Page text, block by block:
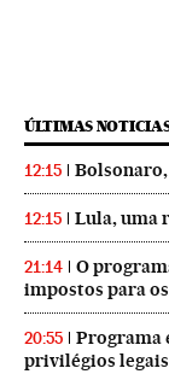
ÚLTIMAS
12:15
12:15 Lula, uma
21:14
O
impostos para
20:55
Programa
privilégios